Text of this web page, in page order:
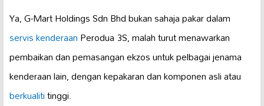
Ya, G-Mart Holdings Sdn Bhd bukan sahaja pakar dalam
servis kenderaanPerodua 3S, malah turut menawarkan
pembaikan dan pemasangan ekzos untuk pelbagai jenama
kenderaan lain, dengan kepakaran dan komponen asli atau
berkualititinggi.